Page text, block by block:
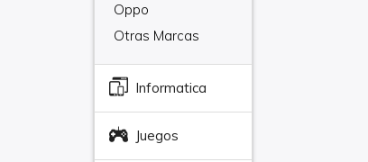
Oppo
Otras Marcas
Informatica
Juegos